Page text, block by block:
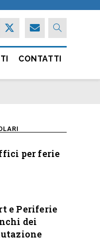
CONTATTI
per ferie
e Periferie
dei